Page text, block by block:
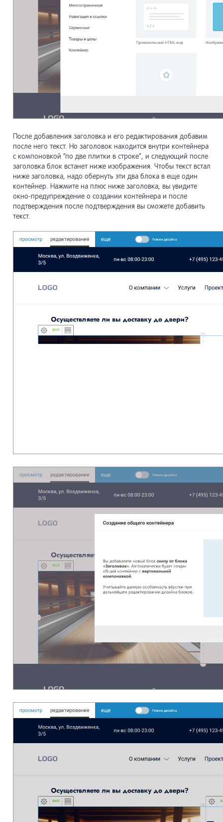
После добавления заголовка и его редактирования добавим
после него текст. Но заголовок находится внутри контейнера
с компоновкой “по две плитки в строке”, и следующий после
заголовка блок встанет ниже изображения. Чтобы текст встал
ниже заголовка, надо обернуть эти два блока в еще один
контейнер. Нажмите на плюс ниже заголовка, вы увидите
окно-предупреждение о создании контейнера и после
подтверждения после подтверждения вы сможете добавить
текст.